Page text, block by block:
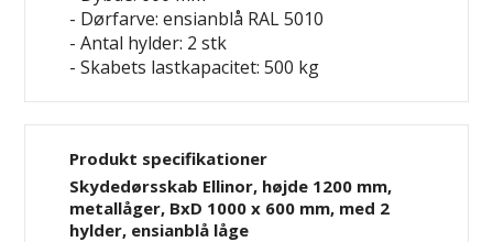
- Dørfarve: ensianblå RAL 5010
- Antal hylder: 2 stk
- Skabets lastkapacitet: 500 kg
Produkt specifikationer
Skydedørsskab Ellinor, højde 1200 mm,
metallåger, BxD 1000 x 600 mm, med 2
hylder, ensianblå låge